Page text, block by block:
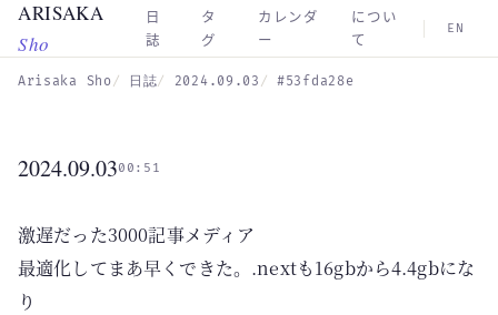
Skip to main content
ARISAKA
Sho
日
誌
タ
グ
カレンダ
ー
につい
て
EN
Arisaka Sho 日誌 2024.09.03 #53fda28e
2024.09.0300:51
激遅だった3000記事メディア
最適化してまあ早くできた。.nextも16gbから4.4gbにな
り